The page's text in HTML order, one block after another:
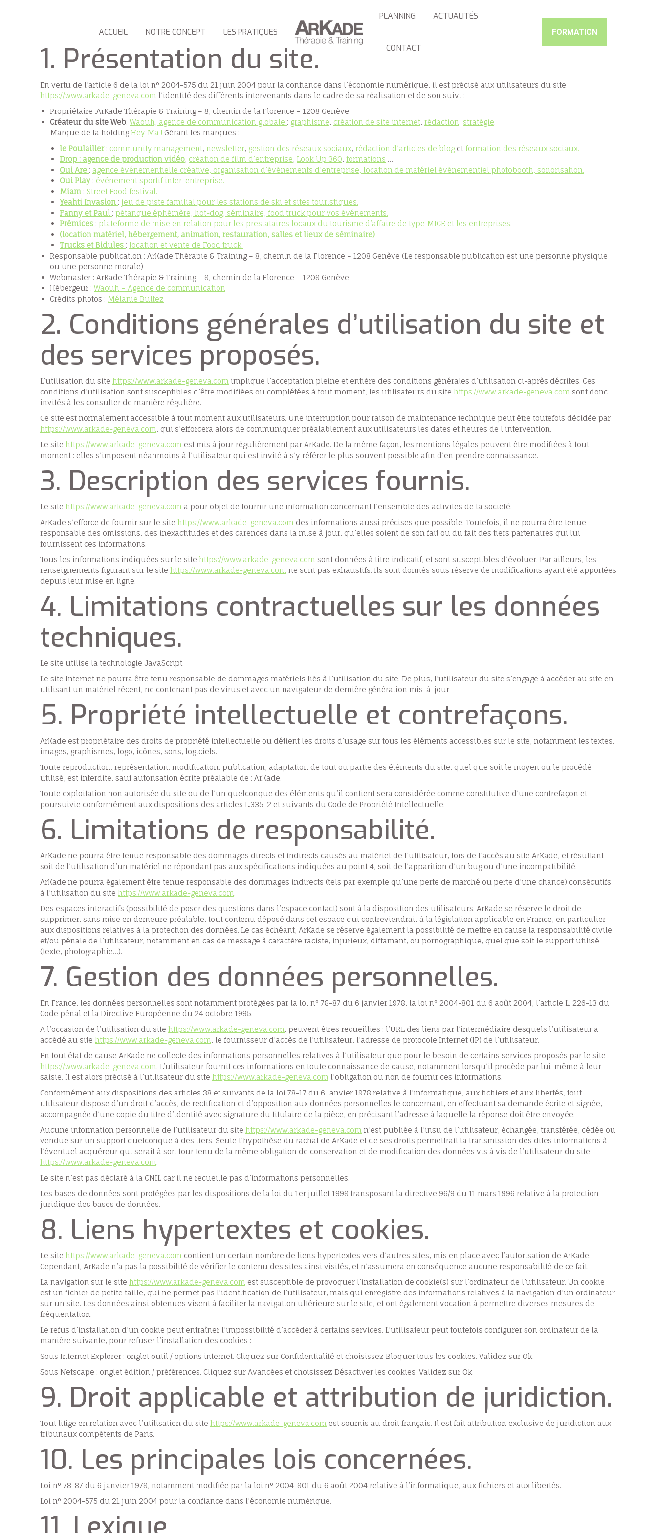
ACCUEIL NOTRE CONCEPT LES PRATIQUES
PLANNING ACTUALITÉS
CONTACT
FORMATION
1. Présentation du site.
En vertu de l’article 6 de la loi n° 2004-575 du 21 juin 2004 pour la confiance dans l’économie numérique, il est précisé aux utilisateurs du site
https://www.arkade-geneva.com l’identité des différents intervenants dans le cadre de sa réalisation et de son suivi :
Propriétaire :ArKade Thérapie & Training – 8, chemin de la Florence – 1208 Genève
Créateur du site Web: Waouh, agence de communication globale : graphisme, création de site internet, rédaction, stratégie.
Marque de la holding Hey Ma ! Gérant les marques :
le Poulailler : community management, newsletter, gestion des réseaux sociaux, rédaction d’articles de blog et formation des réseaux sociaux.
Drop : agence de production vidéo, création de film d’entreprise, Look Up 360, formations …
Oui Are : agence événementielle créative, organisation d’événements d’entreprise, location de matériel événementiel photobooth, sonorisation.
Oui Play : événement sportif inter-entreprise.
Miam : Street Food festival.
Yeahti Invasion : jeu de piste familial pour les stations de ski et sites touristiques.
Fanny et Paul : pétanque éphémère, hot-dog, séminaire, food truck pour vos événements.
Prémices : plateforme de mise en relation pour les prestataires locaux du tourisme d’affaire de type MICE et les entreprises.
(location matériel, hébergement, animation, restauration, salles et lieux de séminaire)
Trucks et Bidules : location et vente de Food truck.
Responsable publication : ArKade Thérapie & Training – 8, chemin de la Florence – 1208 Genève (Le responsable publication est une personne physique
ou une personne morale)
Webmaster : ArKade Thérapie & Training – 8, chemin de la Florence – 1208 Genève
Hébergeur : Waouh – Agence de communication
Crédits photos : Mélanie Bultez
2. Conditions générales d’utilisation du site et
des services proposés.
L’utilisation du site https://www.arkade-geneva.com implique l’acceptation pleine et entière des conditions générales d’utilisation ci-après décrites. Ces
conditions d’utilisation sont susceptibles d’être modifiées ou complétées à tout moment, les utilisateurs du site https://www.arkade-geneva.com sont donc
invités à les consulter de manière régulière.
Ce site est normalement accessible à tout moment aux utilisateurs. Une interruption pour raison de maintenance technique peut être toutefois décidée par
https://www.arkade-geneva.com, qui s’efforcera alors de communiquer préalablement aux utilisateurs les dates et heures de l’intervention.
Le site https://www.arkade-geneva.com est mis à jour régulièrement par ArKade. De la même façon, les mentions légales peuvent être modifiées à tout
moment : elles s’imposent néanmoins à l’utilisateur qui est invité à s’y référer le plus souvent possible afin d’en prendre connaissance.
3. Description des services fournis.
Le site https://www.arkade-geneva.com a pour objet de fournir une information concernant l’ensemble des activités de la société.
ArKade s’efforce de fournir sur le site https://www.arkade-geneva.com des informations aussi précises que possible. Toutefois, il ne pourra être tenue
responsable des omissions, des inexactitudes et des carences dans la mise à jour, qu’elles soient de son fait ou du fait des tiers partenaires qui lui
fournissent ces informations.
Tous les informations indiquées sur le site https://www.arkade-geneva.com sont données à titre indicatif, et sont susceptibles d’évoluer. Par ailleurs, les
renseignements figurant sur le site https://www.arkade-geneva.com ne sont pas exhaustifs. Ils sont donnés sous réserve de modifications ayant été apportées
depuis leur mise en ligne.
4. Limitations contractuelles sur les données
techniques.
Le site utilise la technologie JavaScript.
Le site Internet ne pourra être tenu responsable de dommages matériels liés à l’utilisation du site. De plus, l’utilisateur du site s’engage à accéder au site en
utilisant un matériel récent, ne contenant pas de virus et avec un navigateur de dernière génération mis-à-jour
5. Propriété intellectuelle et contrefaçons.
ArKade est propriétaire des droits de propriété intellectuelle ou détient les droits d’usage sur tous les éléments accessibles sur le site, notamment les textes,
images, graphismes, logo, icônes, sons, logiciels.
Toute reproduction, représentation, modification, publication, adaptation de tout ou partie des éléments du site, quel que soit le moyen ou le procédé
utilisé, est interdite, sauf autorisation écrite préalable de : ArKade.
Toute exploitation non autorisée du site ou de l’un quelconque des éléments qu’il contient sera considérée comme constitutive d’une contrefaçon et
poursuivie conformément aux dispositions des articles L.335-2 et suivants du Code de Propriété Intellectuelle.
6. Limitations de responsabilité.
ArKade ne pourra être tenue responsable des dommages directs et indirects causés au matériel de l’utilisateur, lors de l’accès au site ArKade, et résultant
soit de l’utilisation d’un matériel ne répondant pas aux spécifications indiquées au point 4, soit de l’apparition d’un bug ou d’une incompatibilité.
ArKade ne pourra également être tenue responsable des dommages indirects (tels par exemple qu’une perte de marché ou perte d’une chance) consécutifs
à l’utilisation du site https://www.arkade-geneva.com.
Des espaces interactifs (possibilité de poser des questions dans l’espace contact) sont à la disposition des utilisateurs. ArKade se réserve le droit de
supprimer, sans mise en demeure préalable, tout contenu déposé dans cet espace qui contreviendrait à la législation applicable en France, en particulier
aux dispositions relatives à la protection des données. Le cas échéant, ArKade se réserve également la possibilité de mettre en cause la responsabilité civile
et/ou pénale de l’utilisateur, notamment en cas de message à caractère raciste, injurieux, diffamant, ou pornographique, quel que soit le support utilisé
(texte, photographie…).
7. Gestion des données personnelles.
En France, les données personnelles sont notamment protégées par la loi n° 78-87 du 6 janvier 1978, la loi n° 2004-801 du 6 août 2004, l’article L. 226-13 du
Code pénal et la Directive Européenne du 24 octobre 1995.
A l’occasion de l’utilisation du site https://www.arkade-geneva.com, peuvent êtres recueillies : l’URL des liens par l’intermédiaire desquels l’utilisateur a
accédé au site https://www.arkade-geneva.com, le fournisseur d’accès de l’utilisateur, l’adresse de protocole Internet (IP) de l’utilisateur.
En tout état de cause ArKade ne collecte des informations personnelles relatives à l’utilisateur que pour le besoin de certains services proposés par le site
https://www.arkade-geneva.com. L’utilisateur fournit ces informations en toute connaissance de cause, notamment lorsqu’il procède par lui-même à leur
saisie. Il est alors précisé à l’utilisateur du site https://www.arkade-geneva.com l’obligation ou non de fournir ces informations.
Conformément aux dispositions des articles 38 et suivants de la loi 78-17 du 6 janvier 1978 relative à l’informatique, aux fichiers et aux libertés, tout
utilisateur dispose d’un droit d’accès, de rectification et d’opposition aux données personnelles le concernant, en effectuant sa demande écrite et signée,
accompagnée d’une copie du titre d’identité avec signature du titulaire de la pièce, en précisant l’adresse à laquelle la réponse doit être envoyée.
Aucune information personnelle de l’utilisateur du site https://www.arkade-geneva.com n’est publiée à l’insu de l’utilisateur, échangée, transférée, cédée ou
vendue sur un support quelconque à des tiers. Seule l’hypothèse du rachat de ArKade et de ses droits permettrait la transmission des dites informations à
l’éventuel acquéreur qui serait à son tour tenu de la même obligation de conservation et de modification des données vis à vis de l’utilisateur du site
https://www.arkade-geneva.com.
Le site n’est pas déclaré à la CNIL car il ne recueille pas d’informations personnelles.
Les bases de données sont protégées par les dispositions de la loi du 1er juillet 1998 transposant la directive 96/9 du 11 mars 1996 relative à la protection
juridique des bases de données.
8. Liens hypertextes et cookies.
Le site https://www.arkade-geneva.com contient un certain nombre de liens hypertextes vers d’autres sites, mis en place avec l’autorisation de ArKade.
Cependant, ArKade n’a pas la possibilité de vérifier le contenu des sites ainsi visités, et n’assumera en conséquence aucune responsabilité de ce fait.
La navigation sur le site https://www.arkade-geneva.com est susceptible de provoquer l’installation de cookie(s) sur l’ordinateur de l’utilisateur. Un cookie
est un fichier de petite taille, qui ne permet pas l’identification de l’utilisateur, mais qui enregistre des informations relatives à la navigation d’un ordinateur
sur un site. Les données ainsi obtenues visent à faciliter la navigation ultérieure sur le site, et ont également vocation à permettre diverses mesures de
fréquentation.
Le refus d’installation d’un cookie peut entraîner l’impossibilité d’accéder à certains services. L’utilisateur peut toutefois configurer son ordinateur de la
manière suivante, pour refuser l’installation des cookies :
Sous Internet Explorer : onglet outil / options internet. Cliquez sur Confidentialité et choisissez Bloquer tous les cookies. Validez sur Ok.
Sous Netscape : onglet édition / préférences. Cliquez sur Avancées et choisissez Désactiver les cookies. Validez sur Ok.
9. Droit applicable et attribution de juridiction.
Tout litige en relation avec l’utilisation du site https://www.arkade-geneva.com est soumis au droit français. Il est fait attribution exclusive de juridiction aux
tribunaux compétents de Paris.
10. Les principales lois concernées.
Loi n° 78-87 du 6 janvier 1978, notamment modifiée par la loi n° 2004-801 du 6 août 2004 relative à l’informatique, aux fichiers et aux libertés.
Loi n° 2004-575 du 21 juin 2004 pour la confiance dans l’économie numérique.